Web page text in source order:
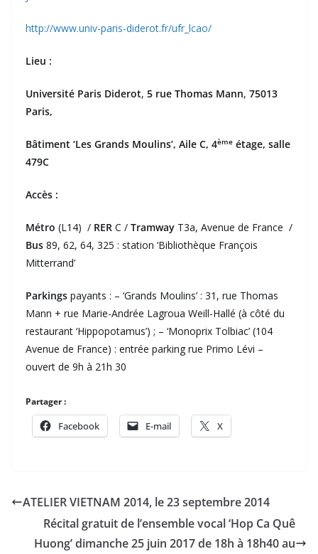
http://www.univ-paris-diderot.fr/ufr_lcao/
Lieu :
Université Paris Diderot, 5 rue Thomas Mann, 75013
Paris,
Bâtiment ‘Les Grands Moulins’, Aile C, 4ème étage, salle
479C
Accès :
Métro (L14) / RER C / Tramway T3a, Avenue de France /
Bus 89, 62, 64, 325 : station ‘Bibliothèque François
Mitterrand’
Parkings payants : – ‘Grands Moulins’ : 31, rue Thomas
Mann + rue Marie-Andrée Lagroua Weill-Hallé (à côté du
restaurant ‘Hippopotamus’) ; – ‘Monoprix Tolbiac’ (104
Avenue de France) : entrée parking rue Primo Lévi –
ouvert de 9h à 21h 30
Partager :
Facebook E-mail X
ATELIER VIETNAM 2014, le 23 septembre 2014
Récital gratuit de l’ensemble vocal ‘Hop Ca Quê
Huong’ dimanche 25 juin 2017 de 18h à 18h40 au